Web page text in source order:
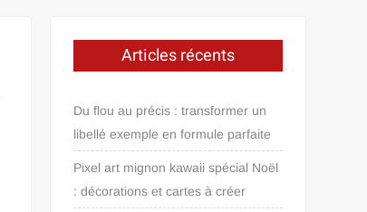
Articles récents
Du flou au précis : transformer un
libellé exemple en formule parfaite
Pixel art mignon kawaii spécial Noël
: décorations et cartes à créer